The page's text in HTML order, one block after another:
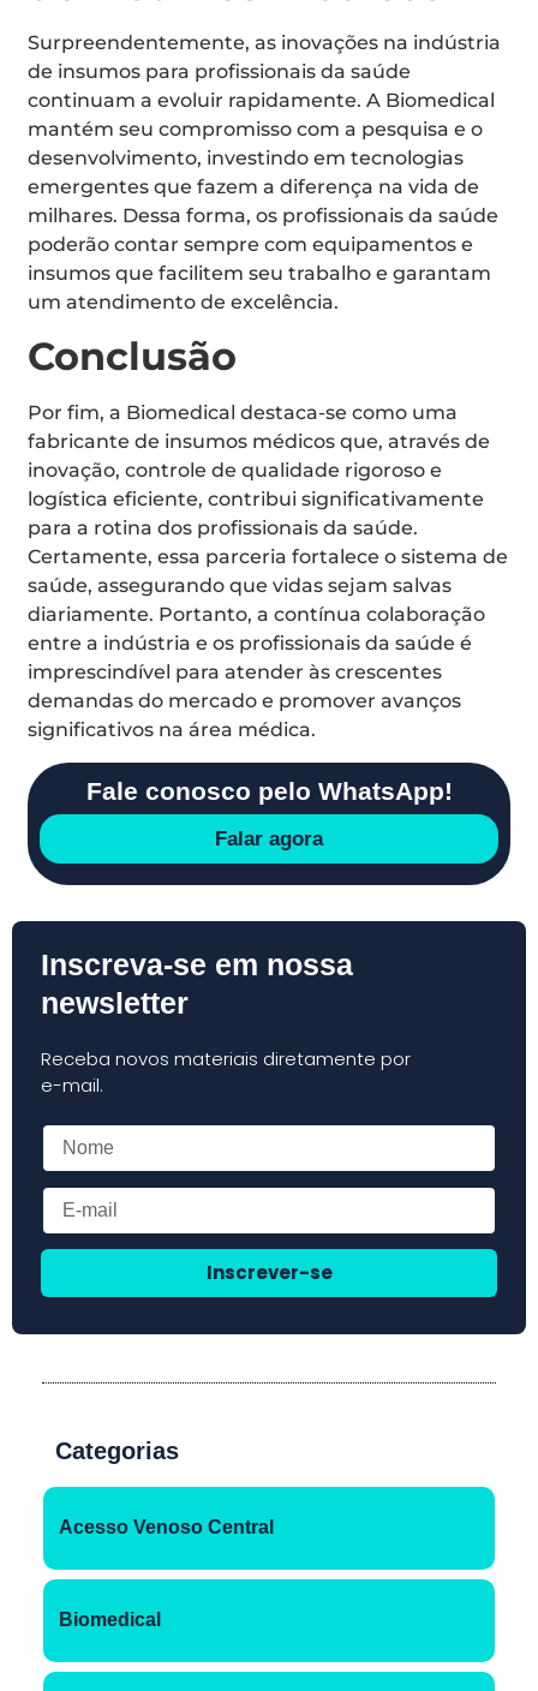
Surpreendentemente, as inovações na indústria
de insumos para profissionais da saúde
continuam a evoluir rapidamente. A Biomedical
mantém seu compromisso com a pesquisa e o
desenvolvimento, investindo em tecnologias
emergentes que fazem a diferença na vida de
milhares. Dessa forma, os profissionais da saúde
poderão contar sempre com equipamentos e
insumos que facilitem seu trabalho e garantam
um atendimento de excelência.
Conclusão
Por fim, a Biomedical destaca-se como uma
fabricante de insumos médicos que, através de
inovação, controle de qualidade rigoroso e
logística eficiente, contribui significativamente
para a rotina dos profissionais da saúde.
Certamente, essa parceria fortalece o sistema de
saúde, assegurando que vidas sejam salvas
diariamente. Portanto, a contínua colaboração
entre a indústria e os profissionais da saúde é
imprescindível para atender às crescentes
demandas do mercado e promover avanços
significativos na área médica.
Fale conosco pelo WhatsApp!
Falar agora
Inscreva-se em nossa
newsletter
Receba novos materiais diretamente por
e-mail.
Inscrever-se
Categorias
Acesso Venoso Central
Biomedical